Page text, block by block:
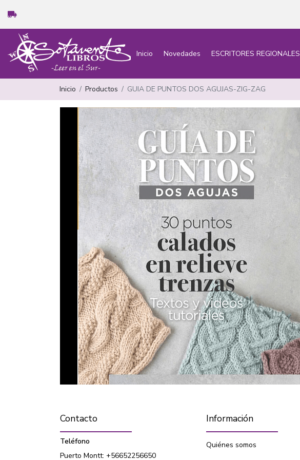
Inicio Novedades ESCRITORES REGIONALES
Inicio Productos GUIA DE PUNTOS DOS AGUJAS-ZIG-ZAG
Contacto
Teléfono
Puerto Montt: +56652256650
Información
Quiénes somos